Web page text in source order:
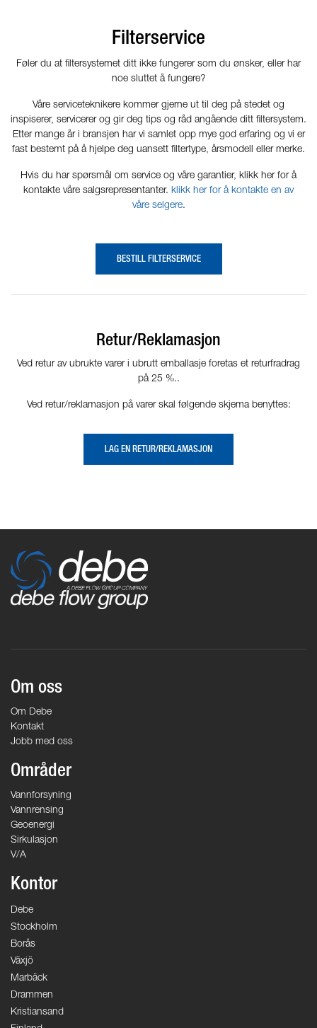
Filterservice
Føler du at filtersystemet ditt ikke fungerer som du ønsker, eller har
noe sluttet å fungere?
Våre serviceteknikere kommer gjerne ut til deg på stedet og
inspiserer, servicerer og gir deg tips og råd angående ditt filtersystem.
Etter mange år i bransjen har vi samlet opp mye god erfaring og vi er
fast bestemt på å hjelpe deg uansett filtertype, årsmodell eller merke.
Hvis du har spørsmål om service og våre garantier, klikk her for å
kontakte våre salgsrepresentanter. klikk her for å kontakte en av
våre selgere.
BESTILL FILTERSERVICE
Retur/Reklamasjon
Ved retur av ubrukte varer i ubrutt emballasje foretas et returfradrag
på 25 %..
Ved retur/reklamasjon på varer skal følgende skjema benyttes:
LAG EN RETUR/REKLAMASJON
Om oss
Om Debe
Kontakt
Jobb med oss
Områder
Vannforsyning
Vannrensing
Geoenergi
Sirkulasjon
V/A
Kontor
Debe
Stockholm
Borås
Växjö
Marbäck
Drammen
Kristiansand